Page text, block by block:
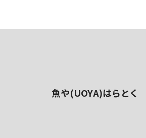
魚や(UOYA)はらとく